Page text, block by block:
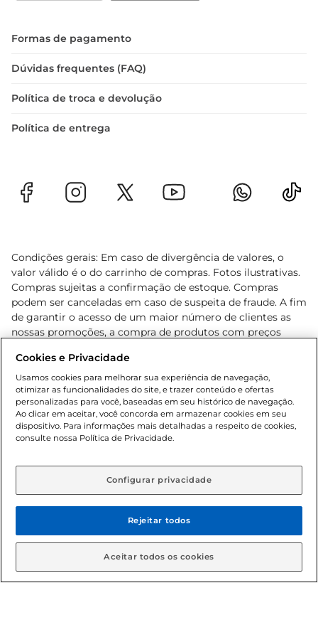
Formas de pagamento
Dúvidas frequentes (FAQ)
Política de troca e devolução
Política de entrega
Condições gerais: Em caso de divergência de valores, o
valor válido é o do carrinho de compras. Fotos ilustrativas.
Compras sujeitas a confirmação de estoque. Compras
podem ser canceladas em caso de suspeita de fraude. A fim
de garantir o acesso de um maior número de clientes as
nossas promoções, a compra de produtos com preços
cliente. Os preços, ofertas e condições são exclusivos para
o e-commerce e válidos durante o dia de hoje, podendo
sofrer alterações sem prévia notificação. Proibida a venda
de bebidas alcoólicas para menores de 18 anos, conforme
Lei n.º 8069/90, art. 81, inciso II (Estatuto da Criança e do
Adolescente). Preços e condições exclusivos para o
aviso prévio. O valor mínimo para as compras on-line é de
© 2026 Copyright. Todos os direitos
reservados Gbarbosa.
Cookies e Privacidade
Usamos cookies para melhorar sua experiência de navegação,
otimizar as funcionalidades do site, e trazer conteúdo e ofertas
personalizadas para você, baseadas em seu histórico de navegação.
Ao clicar em aceitar, você concorda em armazenar cookies em seu
dispositivo. Para informações mais detalhadas a respeito de cookies,
consulte nossa Política de Privacidade.
Configurar privacidade
Rejeitar todos
Aceitar todos os cookies